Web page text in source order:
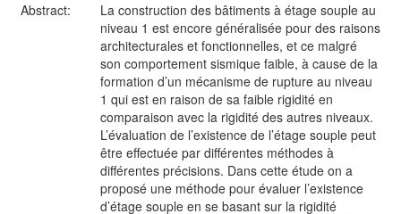
Abstract:
La construction des bâtiments à étage souple au
niveau 1 est encore généralisée pour des raisons
architecturales et fonctionnelles, et ce malgré
son comportement sismique faible, à cause de la
formation d’un mécanisme de rupture au niveau
1 qui est en raison de sa faible rigidité en
comparaison avec la rigidité des autres niveaux.
L’évaluation de l’existence de l’étage souple peut
être effectuée par différentes méthodes à
différentes précisions. Dans cette étude on a
proposé une méthode pour évaluer l’existence
d’étage souple en se basant sur la rigidité